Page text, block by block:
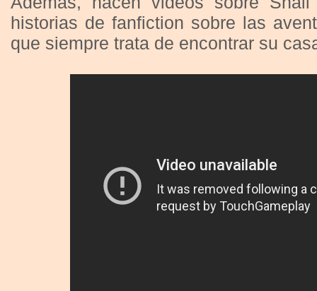
historias de fanfiction sobre las
que siempre trata de encontrar su